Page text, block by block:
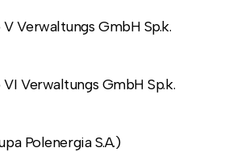
Verwaltungs GmbH Sp.k.
Verwaltungs GmbH Sp.k.
Polenergia S.A.)